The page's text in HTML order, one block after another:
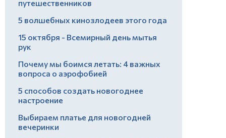
путешественников
5 волшебных кинозлодеев этого года
15 октября - Всемирный день мытья
рук
Почему мы боимся летать: 4 важных
вопроса о аэрофобией
5 способов создать новогоднее
настроение
Выбираем платье для новогодней
вечеринки